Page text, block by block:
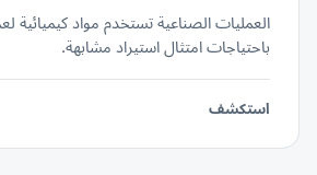
العمليات الصناعية تستخدم مواد كيميائية
باحتياجات امتثال استيراد مشابهة.
استكشف